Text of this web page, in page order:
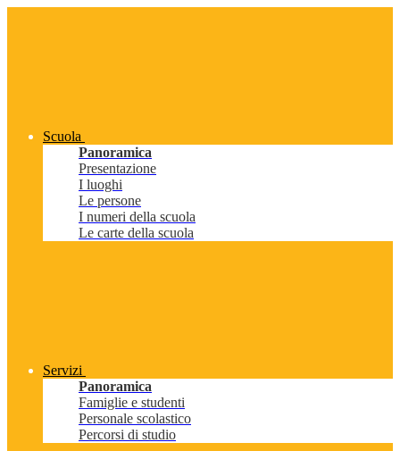
Scuola
Panoramica
Presentazione
I luoghi
Le persone
I numeri della scuola
Le carte della scuola
Servizi
Panoramica
Famiglie e studenti
Personale scolastico
Percorsi di studio